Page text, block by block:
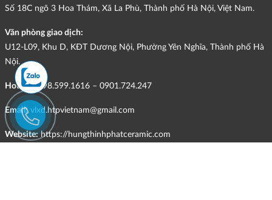
Số 18C ngõ 3 Hoa Thám, Xã La Phù, Thành phố Hà Nội, Việt Nam.
Văn phòng giao dịch:
U12-L09, Khu D, KĐT Dương Nội, Phường Yên Nghĩa, Thành phố Hà
Nội.
Hotline:098.599.1616 – 0901.724.247
Email: vlxd.htpvietnam@gmail.com
Website: https://hungthinhphatceramic.com